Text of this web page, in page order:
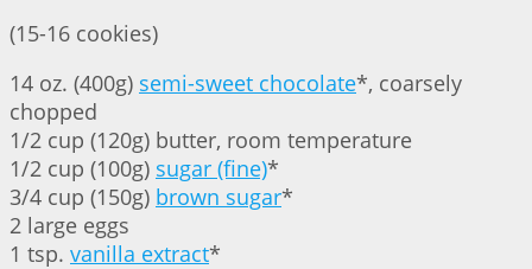
(15-16 cookies)
14 oz. (400g) semi-sweet chocolate*, coarsely
chopped
1/2 cup (120g) butter, room temperature
1/2 cup (100g) sugar (fine)*
3/4 cup (150g) brown sugar*
2 large eggs
1 tsp. vanilla extract*